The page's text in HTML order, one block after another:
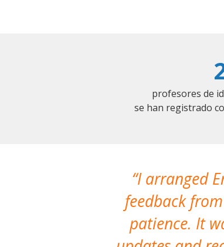
profesores de
se han registrado
I arranged
feedback
patience. It